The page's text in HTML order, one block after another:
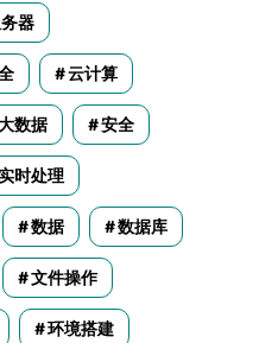
器
云计算
数据 安全
时处理
数据 数据库
文件操作
环境搭建